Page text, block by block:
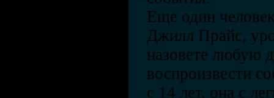
Еще один
Джилл Прайс,
назовете любую
воспроизвести
с 14 лет, она с